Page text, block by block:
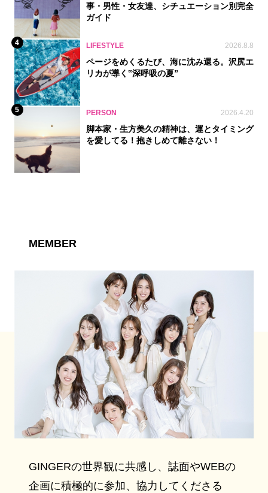
事・男性・女友達、シチュエーション別完全
ガイド
4 LIFESTYLE 2026.8.8
ページをめくるたび、海に沈み還る。沢尻エ
リカが導く‟深呼吸の夏”
5 PERSON 2026.4.20
脚本家・生方美久の精神は、運とタイミング
を愛してる！抱きしめて離さない！
MEMBER
GINGERの世界観に共感し、誌面やWEBの
企画に積極的に参加、協力してくださる